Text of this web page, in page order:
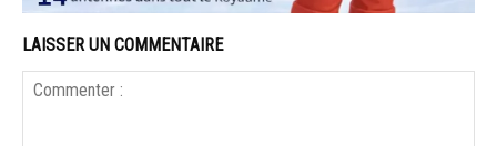
LAISSER UN COMMENTAIRE